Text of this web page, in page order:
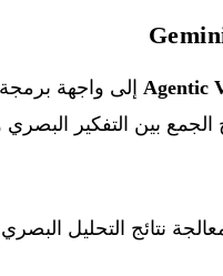
Agentic
بين التفكير البصري